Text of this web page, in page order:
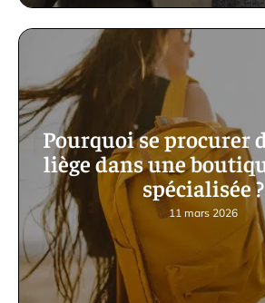
Pourquoi se procurer
liège dans une
spécialisée ?
11 mars 2026